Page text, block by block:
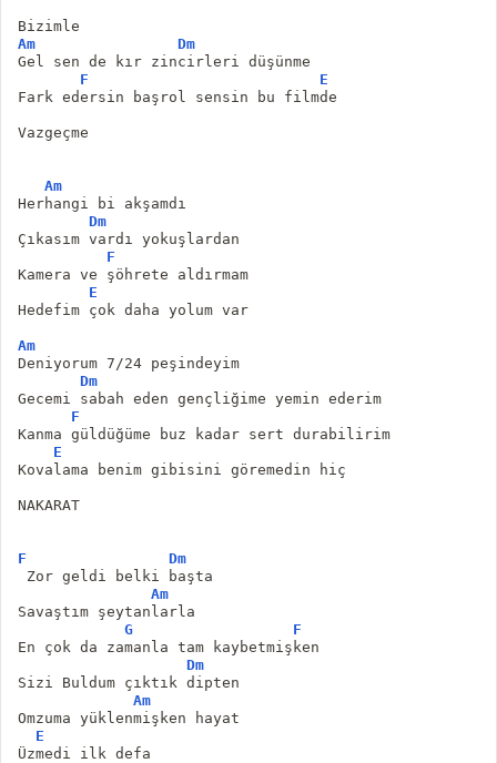
Bizimle
Am
Dm
Gel sen de kır zincirleri düşünme
F
E
Fark edersin başrol sensin bu filmde
Vazgeçme
Am
Herhangi bi akşamdı
Dm
Çıkasım vardı yokuşlardan
F
Kamera ve şöhrete aldırmam
E
Hedefim çok daha yolum var
Am
Deniyorum 7/24 peşindeyim
Dm
Gecemi sabah eden gençliğime yemin ederim
F
Kanma güldüğüme buz kadar sert durabilirim
E
Kovalama benim gibisini göremedin hiç
NAKARAT
F
Dm
Zor geldi belki başta
Am
Savaştım şeytanlarla
G
F
En çok da zamanla tam kaybetmişken
Dm
Sizi Buldum çıktık dipten
Am
Omzuma yüklenmişken hayat
E
Üzmedi ilk defa